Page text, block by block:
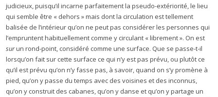
judicieux, puisqu’il incarne parfaitement la pseudo-extériorité, le lieu
qui semble être « dehors » mais dont la circulation est tellement
balisée de l’intérieur qu’on ne peut pas considérer les personnes qui
l’empruntent habituellement comme y circulant « librement ». On est
surun rond-point, considéré comme une surface. Que se passe-t-il
lorsqu’on fait sur cette surface ce qui n’y est pas prévu, ou plutôt ce
qu’il est prévu qu’on n’y fasse pas, à savoir, quand on s’y promène à
pied, qu’on y passe du temps avec des voisines et des inconnus,
qu’on y construit des cabanes, qu’on y danse et qu’on y partage un